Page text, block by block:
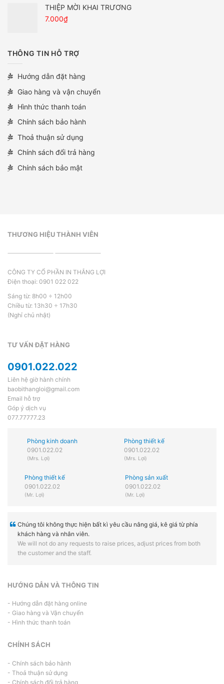
THIỆP MỜI KHAI TRƯƠNG
7.000₫
THÔNG TIN HỖ TRỢ
Hướng dẫn đặt hàng
Giao hàng và vận chuyển
Hình thức thanh toán
Chính sách bảo hành
Thoả thuận sử dụng
Chính sách đổi trả hàng
Chính sách bảo mật
THƯƠNG HIỆU THÀNH VIÊN
CÔNG TY CỔ PHẦN IN THẮNG LỢI
Điện thoại: 0901 022 022
Sáng từ: 8h00 ÷ 12h00
Chiều từ: 13h30 ÷ 17h30
(Nghỉ chủ nhật)
TƯ VẤN ĐẶT HÀNG
0901.022.022
Liên hệ giờ hành chính
baobithangloi@gmail.com
Email hỗ trợ
Góp ý dịch vụ
077.77777.23
Phòng kinh doanh
0901.022.02
(Mrs. Lợi)
Phòng thiết kế
0901.022.02
(Mrs. Lợi)
Phòng thiết kế
0901.022.02
(Mr. Lợi)
Phòng sản xuất
0901.022.02
(Mr. Lợi)
Chúng tôi không thực hiện bất kì yêu cầu nâng giá, kê giá từ phía
khách hàng và nhân viên.
We will not do any requests to raise prices, adjust prices from both
the customer and the staff.
HƯỚNG DẪN VÀ THÔNG TIN
- Hướng dẫn đặt hàng online
- Giao hàng và Vận chuyển
- Hình thức thanh toán
CHÍNH SÁCH
- Chính sách bảo hành
- Thoả thuận sử dụng
- Chính sách đổi trả hàng